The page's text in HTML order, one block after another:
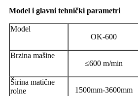
Model i glavni tehnički parametri
Model
OK-600
Brzina mašine
≤600 m/min
Širina matične
rolne
1500mm-3600mm